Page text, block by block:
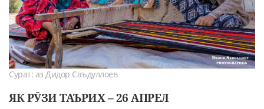
Сурат: аз Дидор Саъдуллоев
ЯК РӮЗИ ТАЪРИХ – 26 АПРЕЛ